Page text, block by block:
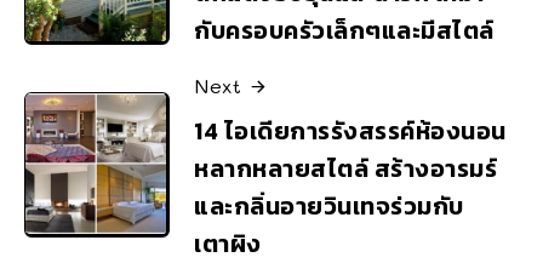
กับครอบครัวเล็กๆและมีสไตล์
Next
14 ไอเดียการรังสรรค์ห้องนอน
หลากหลายสไตล์ สร้างอารมร์
และกลิ่นอายวินเทจร่วมกับ
เตาผิง